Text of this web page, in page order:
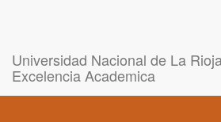
Universidad Nacional de La
Excelencia Academica